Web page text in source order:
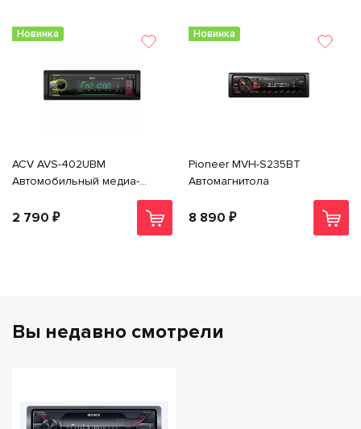
Новинка
ACV AVS-402UBM
Автомобильный медиа-
ресивер с Bluetooth USB, SD,
USB Type-C
2 790 ₽
Новинка
Pioneer MVH-S235BT
Автомагнитола
8 890 ₽
Вы недавно смотрели